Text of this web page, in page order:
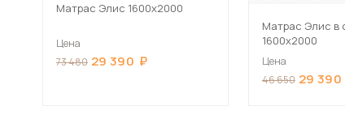
Матрас Элис 1600х2000
Цена
73 480 29 390
Матрас Элис в
1600х2000
Цена
46 650 29 390